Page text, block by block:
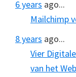
6 years ago...
Mailchimp
8 years ago...
Vier
van het Web